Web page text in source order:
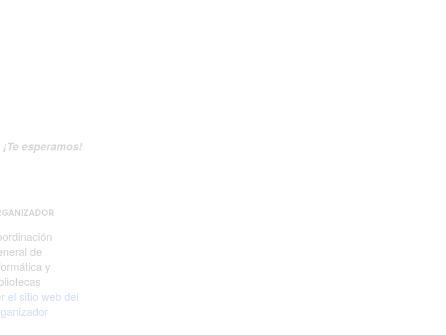
¡Te esperamos!
de
y
el sitio web del